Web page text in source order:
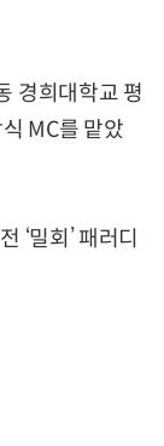
경희대학교 평
MC를 맡았
‘밀회’ 패러디